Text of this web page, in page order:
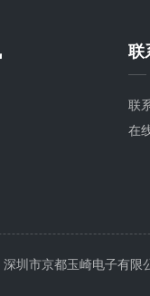
联
联
在
深圳市京都玉崎电子有